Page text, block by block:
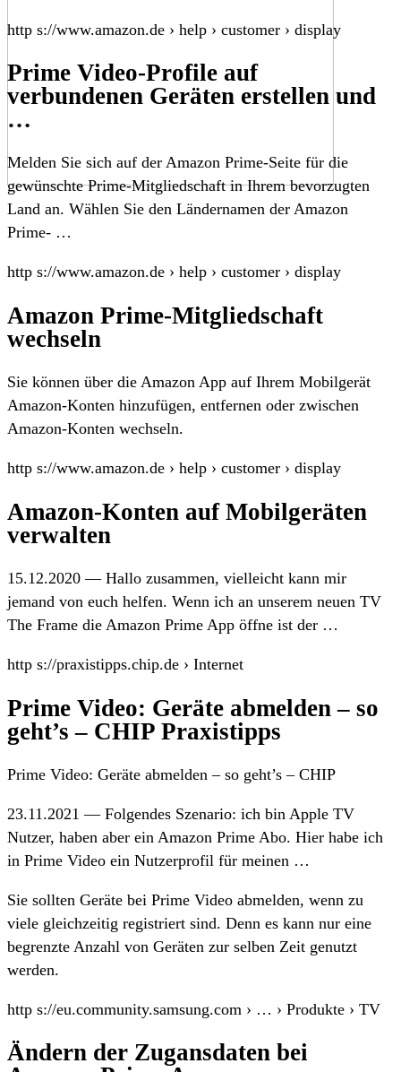
http s://www.amazon.de › help › customer › display
Prime Video-Profile auf
verbundenen Geräten erstellen und
…
Melden Sie sich auf der Amazon Prime-Seite für die
gewünschte Prime-Mitgliedschaft in Ihrem bevorzugten
Land an. Wählen Sie den Ländernamen der Amazon
Prime- …
http s://www.amazon.de › help › customer › display
Amazon Prime-Mitgliedschaft
wechseln
Sie können über die Amazon App auf Ihrem Mobilgerät
Amazon-Konten hinzufügen, entfernen oder zwischen
Amazon-Konten wechseln.
http s://www.amazon.de › help › customer › display
Amazon-Konten auf Mobilgeräten
verwalten
15.12.2020 — Hallo zusammen, vielleicht kann mir
jemand von euch helfen. Wenn ich an unserem neuen TV
The Frame die Amazon Prime App öffne ist der …
http s://praxistipps.chip.de › Internet
Prime Video: Geräte abmelden – so
geht’s – CHIP Praxistipps
Prime Video: Geräte abmelden – so geht’s – CHIP
23.11.2021 — Folgendes Szenario: ich bin Apple TV
Nutzer, haben aber ein Amazon Prime Abo. Hier habe ich
in Prime Video ein Nutzerprofil für meinen …
Sie sollten Geräte bei Prime Video abmelden, wenn zu
viele gleichzeitig registriert sind. Denn es kann nur eine
begrenzte Anzahl von Geräten zur selben Zeit genutzt
werden.
http s://eu.community.samsung.com › … › Produkte › TV
Ändern der Zugansdaten bei